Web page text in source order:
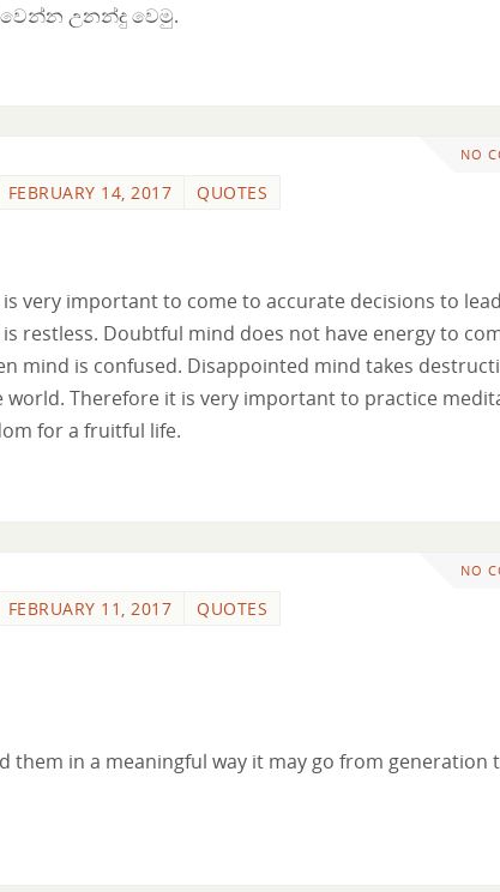
උනන්දු වෙමු.
NO
FEBRUARY 14, 2017 QUOTES
very important to come to accurate decisions to
restless. Doubtful mind does not have energy to
mind is confused. Disappointed mind takes
world. Therefore it is very important to practice
for a fruitful life.
NO
FEBRUARY 11, 2017 QUOTES
them in a meaningful way it may go from generation